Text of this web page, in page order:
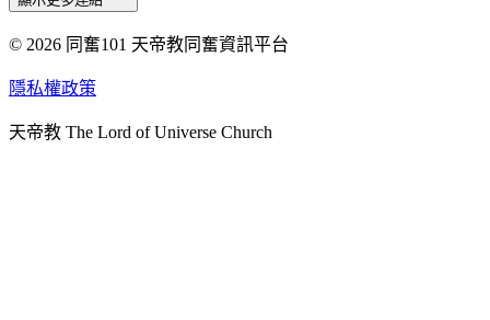
天人研究總院
天人研究學院
天人炁功院
© 2026 同奮101 天帝教同奮資訊平台
隱私權政策
天帝教 The Lord of Universe Church